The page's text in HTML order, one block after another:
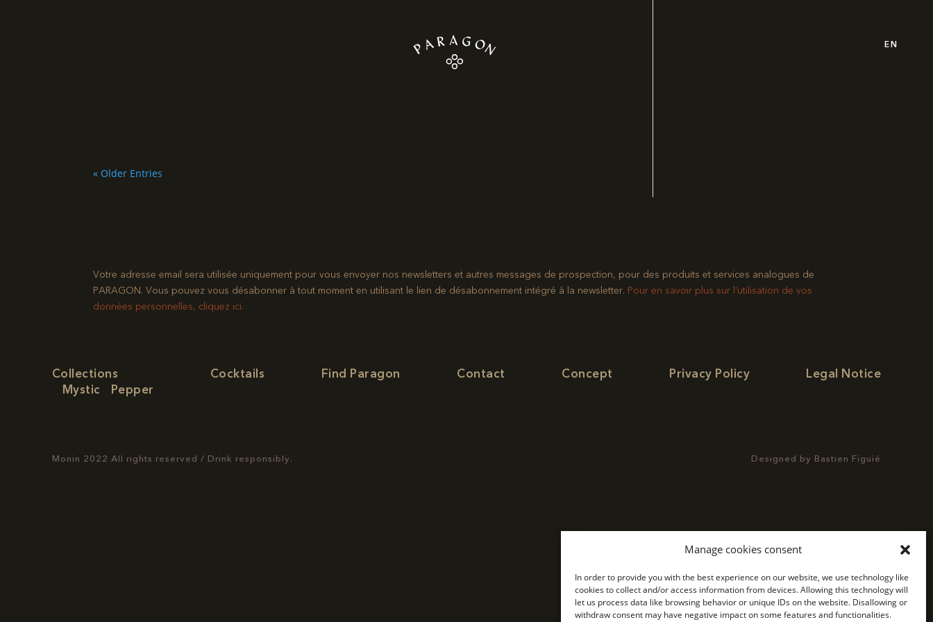
Manage cookies consent
In order to provide you with the best experience on our website, we use technology like
cookies to collect and/or access information from devices. Allowing this technology will
let us process data like browsing behavior or unique IDs on the website. Disallowing or
withdraw consent may have negative impact on some features and functionalities.
EN
« Older Entries
Votre adresse email sera utilisée uniquement pour vous envoyer nos newsletters et autres messages de prospection, pour des produits et services analogues de
PARAGON. Vous pouvez vous désabonner à tout moment en utilisant le lien de désabonnement intégré à la newsletter.​ Pour en savoir plus sur l’utilisation de vos
données personnelles, cliquez ici.
Collections
Mystic
Pepper
Cocktails Find Paragon Contact Concept Privacy Policy Legal Notice
Monin 2022 All rights reserved / Drink responsibly. Designed by Bastien Figuié